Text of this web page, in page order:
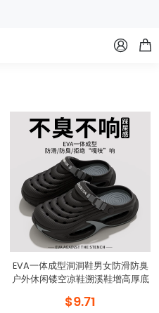
 
EVA一体成型洞洞鞋男女防滑防臭
户外休闲镂空凉鞋溯溪鞋增高厚底
$9.71